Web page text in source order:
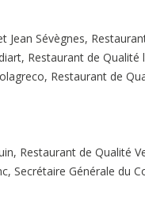
Jean Sévègnes,
Restaurant de Qualité
Restaurant de
Restaurant de Qualité
Secrétaire Générale du